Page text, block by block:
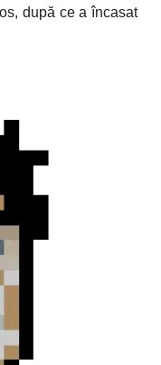
după ce a încasat